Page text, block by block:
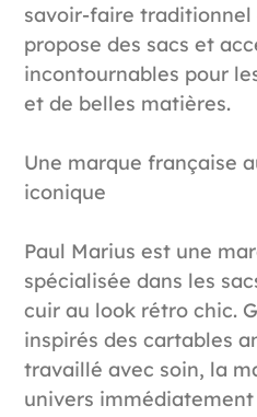
savoir-faire traditionnel
propose des sacs et
incontournables pour
et de belles matières.
Une marque française
iconique
Paul Marius est une
spécialisée dans les
cuir au look rétro chic.
inspirés des cartables
travaillé avec soin, la
univers